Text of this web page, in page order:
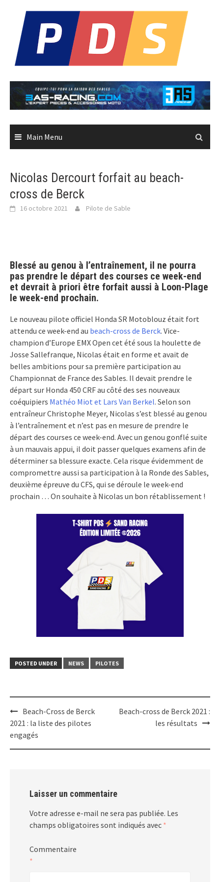
content
Main Menu
Nicolas Dercourt forfait au beach-
cross de Berck
16 octobre 2021 Pilote de Sable
Blessé au genou à l’entraînement, il ne pourra
pas prendre le départ des courses ce week-end
et devrait à priori être forfait aussi à Loon-Plage
le week-end prochain.
Le nouveau pilote officiel Honda SR Motoblouz était fort
attendu ce week-end au beach-cross de Berck. Vice-
champion d’Europe EMX Open cet été sous la houlette de
Josse Sallefranque, Nicolas était en forme et avait de
belles ambitions pour sa première participation au
Championnat de France des Sables. Il devait prendre le
départ sur Honda 450 CRF au côté des ses nouveaux
coéquipiers Mathéo Miot et Lars Van Berkel. Selon son
entraîneur Christophe Meyer, Nicolas s’est blessé au genou
à l’entraînement et n’est pas en mesure de prendre le
départ des courses ce week-end. Avec un genou gonflé suite
à un mauvais appui, il doit passer quelques examens afin de
déterminer sa blessure exacte. Cela risque évidemment de
compromettre aussi sa participation à la Ronde des Sables,
deuxième épreuve du CFS, qui se déroule le week-end
prochain … On souhaite à Nicolas un bon rétablissement !
POSTED UNDER NEWS PILOTES
Post
navigation
Beach-Cross de Berck
2021 : la liste des pilotes
engagés
Beach-cross de Berck 2021 :
les résultats
Laisser un commentaire
Votre adresse e-mail ne sera pas publiée. Les
champs obligatoires sont indiqués avec *
Commentaire
*